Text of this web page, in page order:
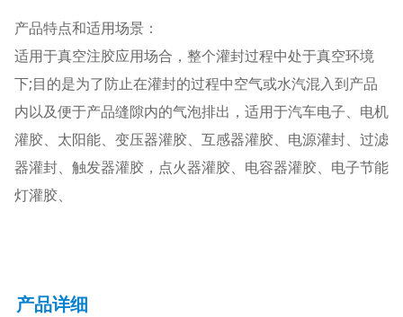
产品特点和适用场景：
适用于真空注胶应用场合，整个灌封过程中处于真空环境
下;目的是为了防止在灌封的过程中空气或水汽混入到产品
内以及便于产品缝隙内的气泡排出，适用于汽车电子、电机
灌胶、太阳能、变压器灌胶、互感器灌胶、电源灌封、过滤
器灌封、触发器灌胶，点火器灌胶、电容器灌胶、电子节能
灯灌胶、
产品详细